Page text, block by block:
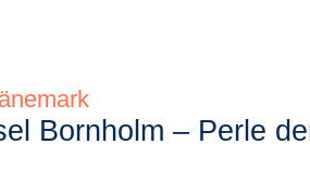
Bornholm – Perle